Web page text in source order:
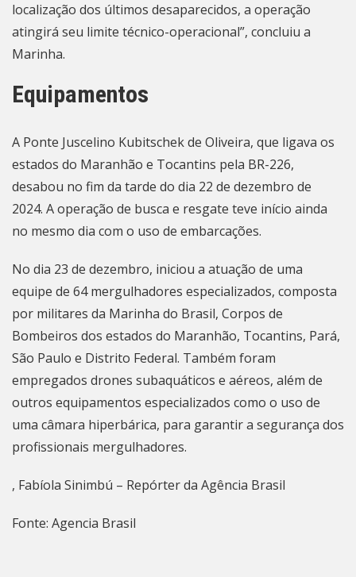
localização dos últimos desaparecidos, a operação
atingirá seu limite técnico-operacional”, concluiu a
Marinha.
Equipamentos
A Ponte Juscelino Kubitschek de Oliveira, que ligava os
estados do Maranhão e Tocantins pela BR-226,
desabou no fim da tarde do dia 22 de dezembro de
2024. A operação de busca e resgate teve início ainda
no mesmo dia com o uso de embarcações.
No dia 23 de dezembro, iniciou a atuação de uma
equipe de 64 mergulhadores especializados, composta
por militares da Marinha do Brasil, Corpos de
Bombeiros dos estados do Maranhão, Tocantins, Pará,
São Paulo e Distrito Federal. Também foram
empregados drones subaquáticos e aéreos, além de
outros equipamentos especializados como o uso de
uma câmara hiperbárica, para garantir a segurança dos
profissionais mergulhadores.
, Fabíola Sinimbú – Repórter da Agência Brasil
Fonte: Agencia Brasil